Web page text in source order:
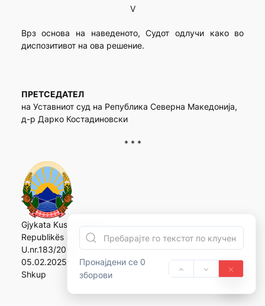
Пронајдени се 0
зборови
V
Врз основа на наведеното, Судот одлучи како во
диспозитивот на ова решение.
ПРЕТСЕДАТЕЛ
на Уставниот суд на Република Северна Македонија,
д-р Дарко Костадиновски
* * *
Gjykata Kushtetuese e
Republikës së Maqedonisë së Veriut
U.nr.183/2024
05.02.2025
Shkup